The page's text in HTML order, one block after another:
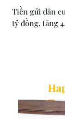
Tiền gửi dân
tỷ đồng, tăng